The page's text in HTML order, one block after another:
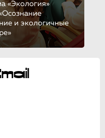
«Экология»
и экологичные